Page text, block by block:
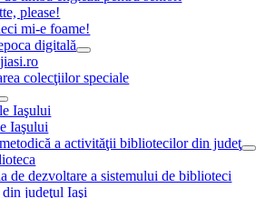
please!
mi-e foame!
digitală
colecţiilor speciale
Iaşului
Iaşului
a activităţii bibliotecilor din judeţ
de dezvoltare a sistemului de biblioteci
judeţul Iaşi